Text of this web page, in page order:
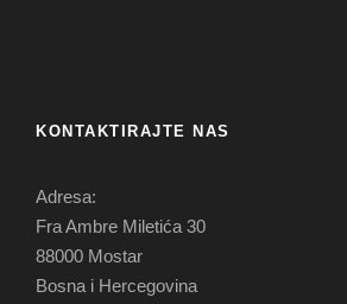
KONTAKTIRAJTE NAS
Adresa:
Fra Ambre Miletića 30
88000 Mostar
Bosna i Hercegovina